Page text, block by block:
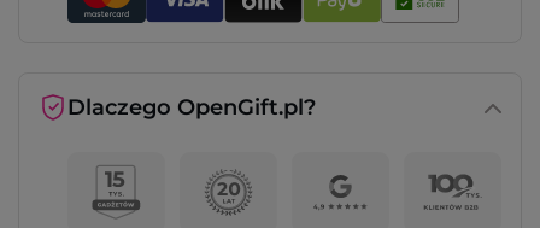
Dlaczego OpenGift.pl?